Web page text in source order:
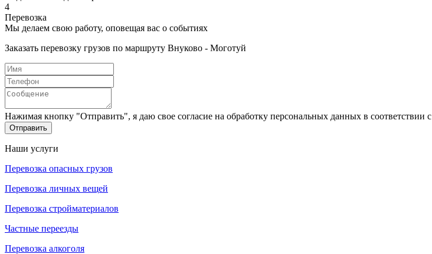
4
Перевозка
Мы делаем свою работу, оповещая вас о событиях
Заказать перевозку грузов по маршруту Внуково - Моготуй
Нажимая кнопку "Отправить", я даю свое согласие на обработку персональных данных в соответствии с
Отправить
Наши услуги
Перевозка опасных грузов
Перевозка личных вещей
Перевозка стройматериалов
Частные переезды
Перевозка алкоголя